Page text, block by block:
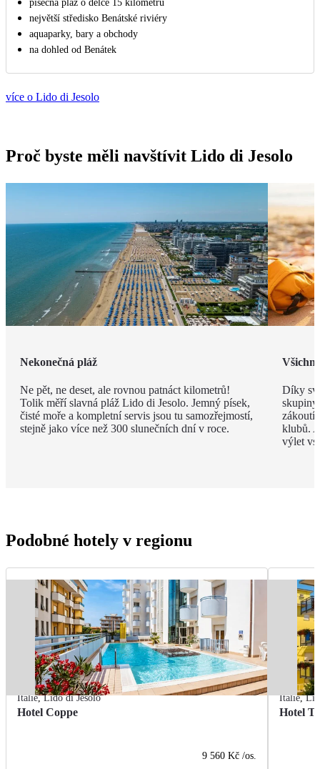
písečná pláž o délce 15 kilometrů
největší středisko Benátské riviéry
aquaparky, bary a obchody
na dohled od Benátek
více o Lido di Jesolo
Proč byste měli navštívit Lido di Jesolo
Nekonečná pláž
Ne pět, ne deset, ale rovnou patnáct kilometrů!
Tolik měří slavná pláž Lido di Jesolo. Jemný písek,
čisté moře a kompletní servis jsou tu samozřejmostí,
stejně jako více než 300 slunečních dní v roce.
Díky
zákoutí,
klubů.
výlet
Podobné hotely v regionu
Itálie,Lido di Jesolo
Hotel Coppe
9 560 Kč /os.
Itálie,
Hotel